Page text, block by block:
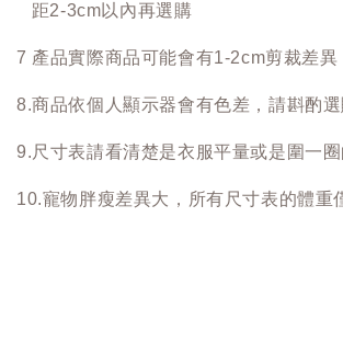
距2-3cm以內再選購
7 產品實際商品可能會有1-2cm剪裁差異
8.商品依個人顯示器會有色差，請斟酌
9.尺寸表請看清楚是衣服平量或是圍一
10.寵物胖瘦差異大，所有尺寸表的體重